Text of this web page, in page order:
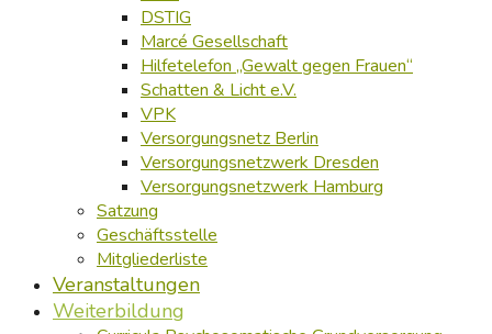
DSTIG
Marcé Gesellschaft
Hilfetelefon „Gewalt gegen Frauen“
Schatten & Licht e.V.
VPK
Versorgungsnetz Berlin
Versorgungsnetzwerk Dresden
Versorgungsnetzwerk Hamburg
Satzung
Geschäftsstelle
Mitgliederliste
Veranstaltungen
Weiterbildung